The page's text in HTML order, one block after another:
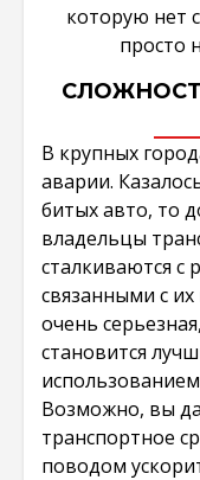
которую нет
просто
В крупных
аварии.
битых авто, то
владельцы
сталкиваются
связанными с
очень серьезная,
становится
Возможно, вы
транспортное
поводом